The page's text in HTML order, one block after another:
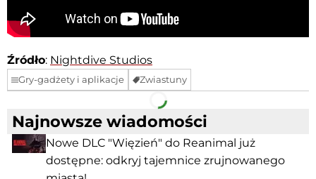
Źródło: Nightdive Studios
Gry-gadżety i aplikacje Zwiastuny
Facebook Telegram
Najnowsze wiadomości
Nowe DLC "Więzień" do Reanimal już
dostępne: odkryj tajemnice zrujnowanego